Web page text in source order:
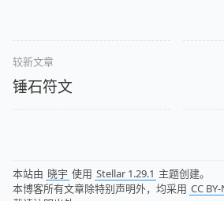
较新文章
锤石符文
本站由 晓宇 使用 Stellar 1.29.1 主题创建。
本博客所有文章除特别声明外，均采用 CC